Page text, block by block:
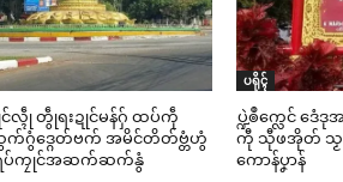
င်လ္ၚဵု တွဵုရးဍုင်မန်ဂှ် ထပ်ကဵု
ဂွံဒ္ဂေတ်ဗက် အမိင်တိတ်ဗ္တံဟွံ
ပ်ကၠုင်အဆက်ဆက်နွံ
ပရိုၚ်
ပ္ဍဲၜဳက္လေင် ဒေံ
ကီု သီုဖအိုတ် သၟတ်
ကောန်ပၞာန်